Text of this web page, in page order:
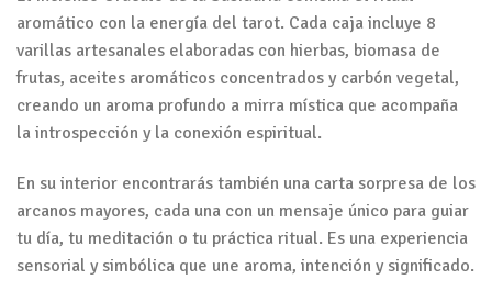
aromático con la energía del tarot. Cada caja incluye 8
varillas artesanales elaboradas con hierbas, biomasa de
frutas, aceites aromáticos concentrados y carbón vegetal,
creando un aroma profundo a mirra mística que acompaña
la introspección y la conexión espiritual.
En su interior encontrarás también una carta sorpresa de los
arcanos mayores, cada una con un mensaje único para guiar
tu día, tu meditación o tu práctica ritual. Es una experiencia
sensorial y simbólica que une aroma, intención y significado.